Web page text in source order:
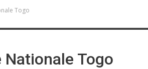
Togo
Togo